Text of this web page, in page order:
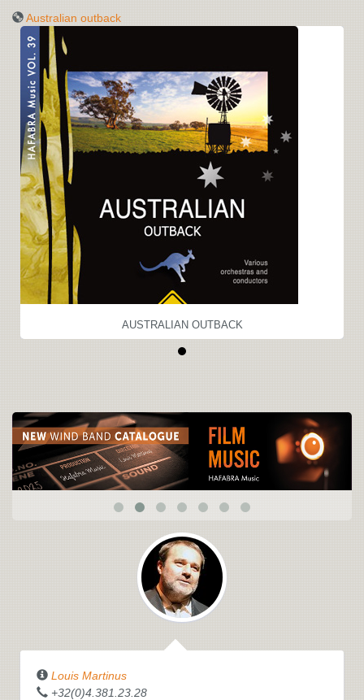
Australian outback
AUSTRALIAN OUTBACK
Louis Martinus
+32(0)4.381.23.28